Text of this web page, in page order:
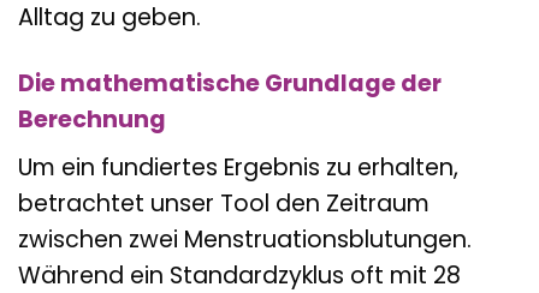
Alltag zu geben.
Die mathematische Grundlage der
Berechnung
Um ein fundiertes Ergebnis zu erhalten,
betrachtet unser Tool den Zeitraum
zwischen zwei Menstruationsblutungen.
Während ein Standardzyklus oft mit 28